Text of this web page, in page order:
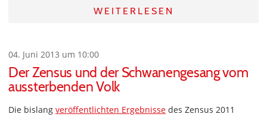
WEITERLESEN
04. Juni 2013 um 10:00
Der Zensus und der Schwanengesang vom
aussterbenden Volk
Die bislang veröffentlichten Ergebnisse des Zensus 2011